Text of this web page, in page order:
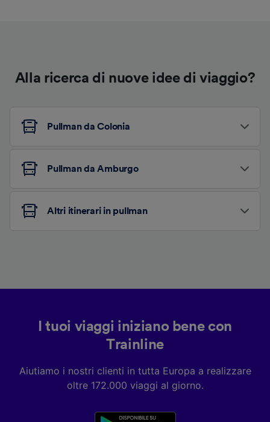
Alla ricerca di nuove idee di viaggio?
Pullman da Colonia
Pullman da Amburgo
Altri itinerari in pullman
I tuoi viaggi iniziano bene con
Trainline
Aiutiamo i nostri clienti in tutta Europa a realizzare
oltre 172.000 viaggi al giorno.